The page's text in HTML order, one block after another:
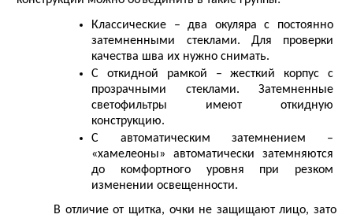
Классические – два окуляра с постоянно
затемненными стеклами. Для проверки
качества шва их нужно снимать.
С откидной рамкой – жесткий корпус с
прозрачными стеклами. Затемненные
светофильтры имеют откидную
конструкцию.
С автоматическим затемнением –
«хамелеоны» автоматически затемняются
до комфортного уровня при резком
изменении освещенности.
В отличие от щитка, очки не защищают лицо, зато